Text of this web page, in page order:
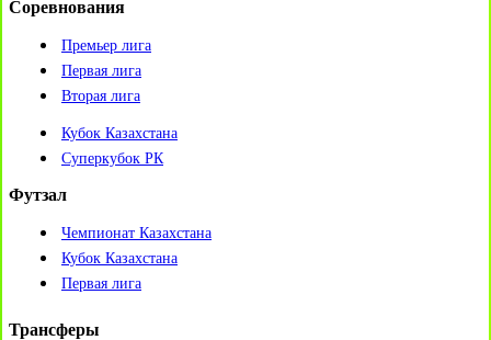
Соревнования
Премьер лига
Первая лига
Вторая лига
Кубок Казахстана
Суперкубок РК
Футзал
Чемпионат Казахстана
Кубок Казахстана
Первая лига
Трансферы